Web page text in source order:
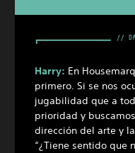
Harry: En
primero. Si se nos
jugabilidad que a
prioridad y
dirección del arte y
“¿Tiene sentido que